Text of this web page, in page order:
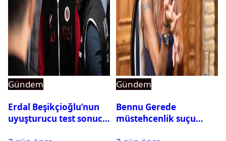
Gündem
Erdal Beşikçioğlu’nun
uyuşturucu test sonucu
Gündem
Bennu Gerede
müstehcenlik suçu